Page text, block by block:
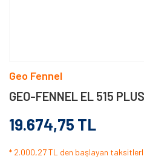
Geo Fennel
GEO-FENNEL EL 515
19.674,75 TL
* 2.000,27 TL den başlayan